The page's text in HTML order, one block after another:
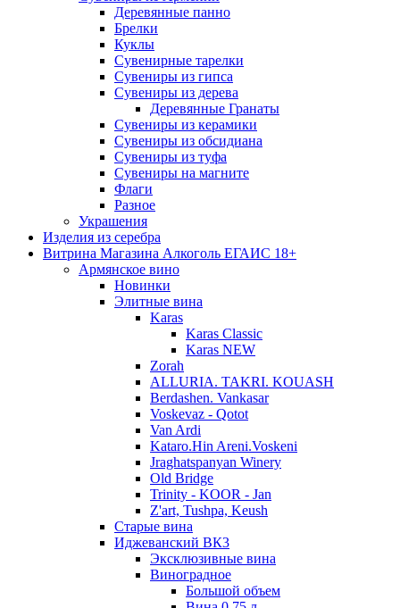
Деревянные панно
Брелки
Куклы
Сувенирные тарелки
Сувениры из гипса
Сувениры из дерева
Деревянные Гранаты
Сувениры из керамики
Сувениры из обсидиана
Сувениры из туфа
Сувениры на магните
Флаги
Разное
Украшения
Изделия из серебра
Витрина Магазина Алкоголь ЕГАИС 18+
Армянское вино
Новинки
Элитные вина
Karas
Karas Classic
Karas NEW
Zorah
ALLURIA. TAKRI. KOUASH
Berdashen. Vankasar
Voskevaz - Qotot
Van Ardi
Kataro.Hin Areni.Voskeni
Jraghatspanyan Winery
Old Bridge
Trinity - KOOR - Jan
Z'art, Tushpa, Keush
Старые вина
Иджеванский ВК3
Эксклюзивные вина
Виноградное
Большой объем